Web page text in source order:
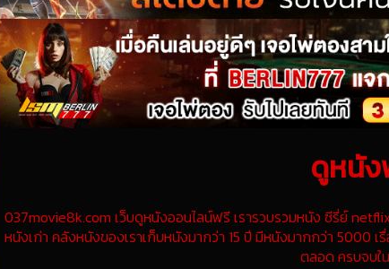
ดูหนั
037movie8k.com เว็บดูหนังออนไลน์ฟรี เรารวบรวมหนัง ซีรี่ย์
หนังเก่า คลังหนังของเราเก็บหนังมากว่า 15 ปี มีหนังมากกว่า 5000
ตลอด ครบจบใ